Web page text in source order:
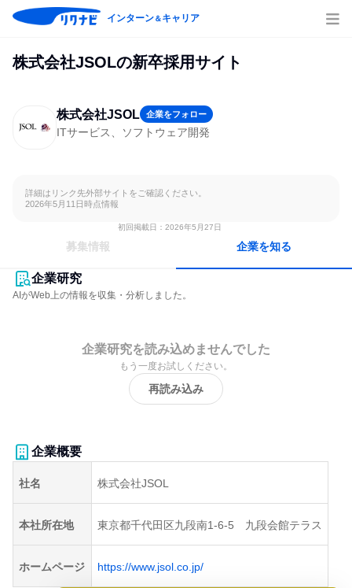
インターン＆キャリア
株式会社JSOLの新卒採用サイト
株式会社JSOL 企業をフォロー
ITサービス、ソフトウェア開発
詳細はリンク先外部サイトをご確認ください。
2026年5月11日時点情報
初回掲載日：2026年5月27日
募集情報 企業を知る
企業研究
AIがWeb上の情報を収集・分析しました。
企業研究を読み込めませんでした
もう一度お試しください。
再読み込み
企業概要
社名 株式会社JSOL
本社所在地 東京都千代田区九段南1-6-5 九段会館テラス
ホームページ https://www.jsol.co.jp/